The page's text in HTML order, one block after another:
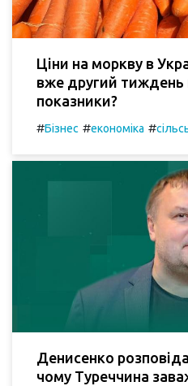
Ціни на моркву в
вже другий тиждень
показники?
#Бізнес #економіка #
Денисенко
чому Туреччина